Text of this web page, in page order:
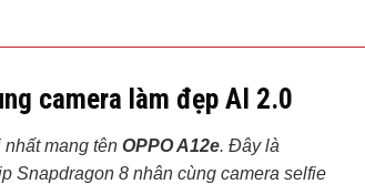
camera làm đẹp AI 2.0
mang tên OPPO A12e. Đây là
Snapdragon 8 nhân cùng camera selfie